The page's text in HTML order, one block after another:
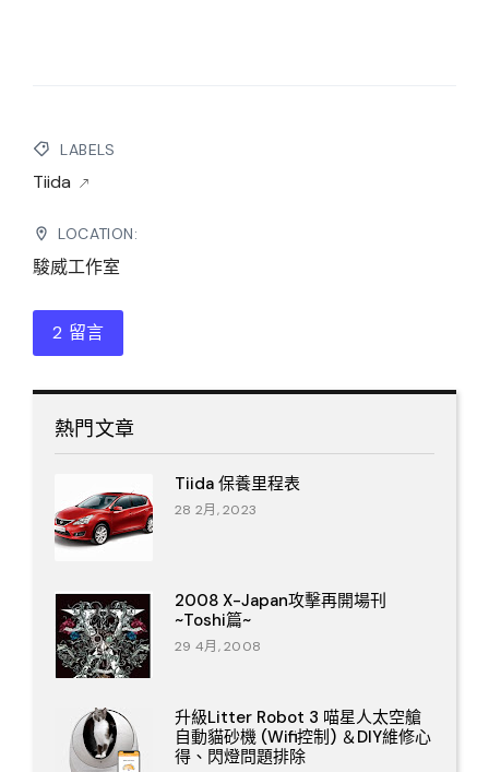
LABELS
Tiida
LOCATION:
駿威工作室
2 留言
熱門文章
Tiida 保養里程表
28 2月, 2023
2008 X-Japan攻擊再開場刊
~Toshi篇~
29 4月, 2008
升級Litter Robot 3 喵星人太空艙
自動貓砂機 (Wifi控制) ＆DIY維修心
得、閃燈問題排除